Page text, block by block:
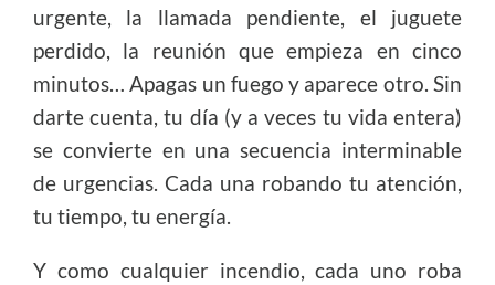
urgente, la llamada pendiente, el juguete
perdido, la reunión que empieza en cinco
minutos… Apagas un fuego y aparece otro. Sin
darte cuenta, tu día (y a veces tu vida entera)
se convierte en una secuencia interminable
de urgencias. Cada una robando tu atención,
tu tiempo, tu energía.
Y como cualquier incendio, cada uno roba